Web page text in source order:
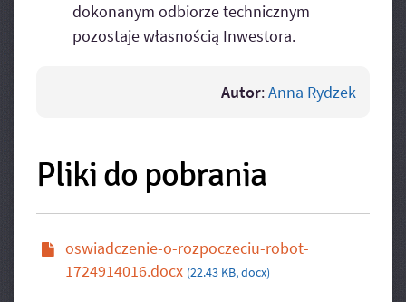
dokonanym odbiorze technicznym
pozostaje własnością Inwestora.
Autor:Anna Rydzek
Pliki do pobrania
oswiadczenie-o-rozpoczeciu-robot-
1724914016.docx (22.43 KB, docx)